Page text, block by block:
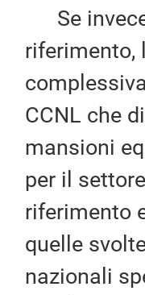
Se invece
riferimento,
CCNL che
mansioni
per il
riferimento
quelle
nazionali